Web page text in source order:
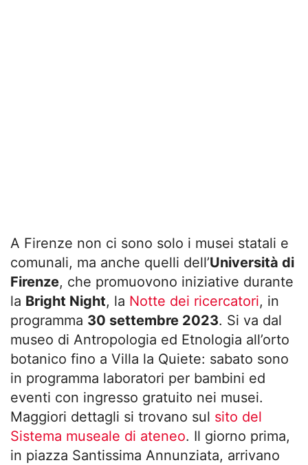
A Firenze non ci sono solo i musei statali e
comunali, ma anche quelli dell’Università di
Firenze, che promuovono iniziative durante
la Bright Night, la Notte dei ricercatori, in
programma 30 settembre 2023. Si va dal
museo di Antropologia ed Etnologia all’orto
botanico fino a Villa la Quiete: sabato sono
in programma laboratori per bambini ed
eventi con ingresso gratuito nei musei.
Maggiori dettagli si trovano sul sito del
Sistema museale di ateneo. Il giorno prima,
in piazza Santissima Annunziata, arrivano